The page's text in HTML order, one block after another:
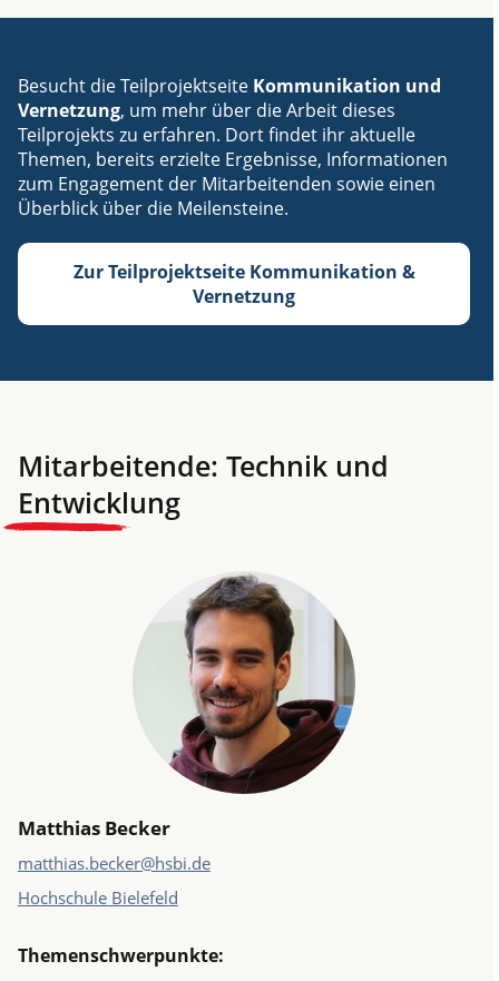
Besucht die Teilprojektseite Kommunikation und
Vernetzung, um mehr über die Arbeit dieses
Teilprojekts zu erfahren. Dort findet ihr aktuelle
Themen, bereits erzielte Ergebnisse, Informationen
zum Engagement der Mitarbeitenden sowie einen
Überblick über die Meilensteine.
Zur Teilprojektseite Kommunikation &
Vernetzung
Mitarbeitende: Technik und
Entwicklung
Matthias Becker
matthias.becker@hsbi.de
Hochschule Bielefeld
Themenschwerpunkte: